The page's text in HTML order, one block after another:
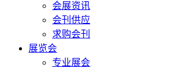
会展资讯
会刊供应
求购会刊
展览会
专业展会